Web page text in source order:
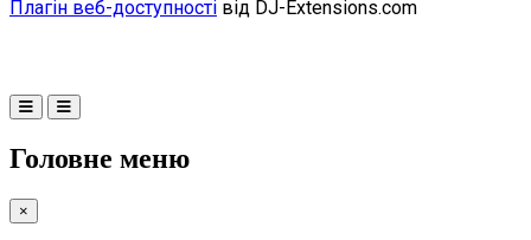
Плагін веб-доступності від DJ-Extensions.com
Головне меню
×